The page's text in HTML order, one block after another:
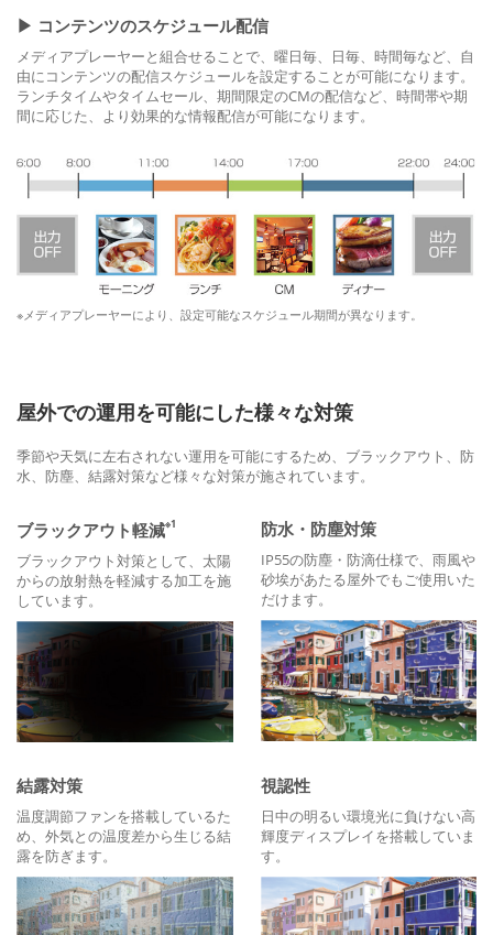
▶︎ コンテンツのスケジュール配信
メディアプレーヤーと組合せることで、曜日毎、日毎、時間毎など、自
由にコンテンツの配信スケジュールを設定することが可能になります。
ランチタイムやタイムセール、期間限定のCMの配信など、時間帯や期
間に応じた、より効果的な情報配信が可能になります。
※メディアプレーヤーにより、設定可能なスケジュール期間が異なります。
屋外での運用を可能にした様々な対策
季節や天気に左右されない運用を可能にするため、ブラックアウト、防
水、防塵、結露対策など様々な対策が施されています。
ブラックアウト軽減※1
ブラックアウト対策として、太陽
からの放射熱を軽減する加工を施
しています。
防水・防塵対策
IP55の防塵・防滴仕様で、雨風や
砂埃があたる屋外でもご使用いた
だけます。
結露対策
温度調節ファンを搭載しているた
め、外気との温度差から生じる結
露を防ぎます。
視認性
日中の明るい環境光に負けない高
輝度ディスプレイを搭載していま
す。